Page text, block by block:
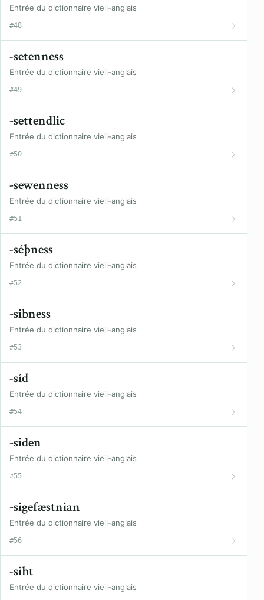
Entrée du dictionnaire vieil-anglais
#48
-setenness
Entrée du dictionnaire vieil-anglais
#49
-settendlic
Entrée du dictionnaire vieil-anglais
#50
-sewenness
Entrée du dictionnaire vieil-anglais
#51
-séþness
Entrée du dictionnaire vieil-anglais
#52
-sibness
Entrée du dictionnaire vieil-anglais
#53
-síd
Entrée du dictionnaire vieil-anglais
#54
-siden
Entrée du dictionnaire vieil-anglais
#55
-sigefæstnian
Entrée du dictionnaire vieil-anglais
#56
-siht
Entrée du dictionnaire vieil-anglais